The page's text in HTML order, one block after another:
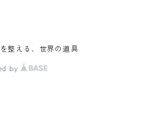
える、世界の道具
by